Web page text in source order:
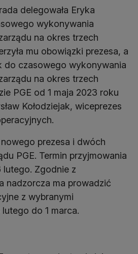
delegowała Eryka
wykonywania
na okres trzech
mu obowiązki prezesa, a
do czasowego wykonywania
na okres trzech
PGE od 1 maja 2023 roku
Kołodziejak, wiceprezes
prezesa i dwóch
PGE. Termin przyjmowania
lutego. Zgodnie z
nadzorcza ma prowadzić
z wybranymi
do 1 marca.